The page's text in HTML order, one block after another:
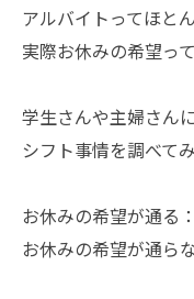
アルバイトってほと
実際お休みの希望っ
学生さんや主婦さん
シフト事情を調べて
お休みの希望が通る
お休みの希望が通ら